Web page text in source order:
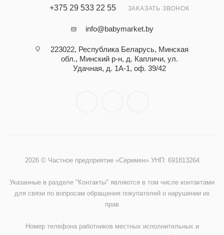
+375 29 533 22 55 ЗАКАЗАТЬ ЗВОНОК
info@babymarket.by
223022, Республика Беларусь, Минская
обл., Минский р-н, д. Капличи, ул.
Удачная, д. 1А-1, оф. 39/42
2026 © Частное предприятие «Серимен» УНП: 691813264
Указанные в разделе "Контакты" являются в том числе контактами
для связи по вопросам обращения покупателей о нарушении их
прав
Номер телефона работников местных исполнительных и